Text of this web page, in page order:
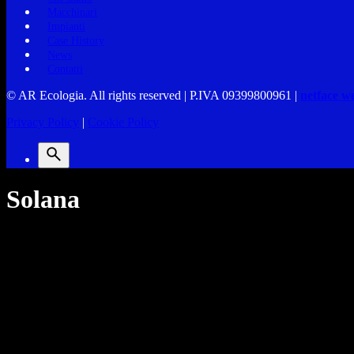
Macchinari
Impianti
Case History
News
Contatti
© AR Ecologia. All rights reserved | P.IVA 09399800961 | netface
Privacy Policy | Cookie Policy
Solana